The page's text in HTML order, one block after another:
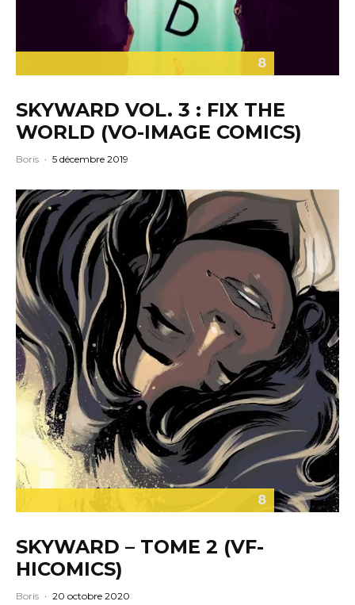
8
SKYWARD VOL. 3 : FIX THE
WORLD (VO-IMAGE COMICS)
Boris · 5 décembre 2019
8
SKYWARD – TOME 2 (VF-
HICOMICS)
Boris · 20 octobre 2020